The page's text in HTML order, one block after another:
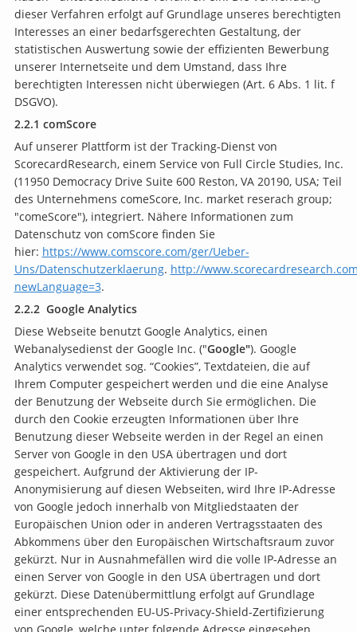
dieser Verfahren erfolgt auf Grundlage unseres berechtigten
Interesses an einer bedarfsgerechten Gestaltung, der
statistischen Auswertung sowie der effizienten Bewerbung
unserer Internetseite und dem Umstand, dass Ihre
berechtigten Interessen nicht überwiegen (Art. 6 Abs. 1 lit. f
DSGVO).
2.2.1 comScore
Auf unserer Plattform ist der Tracking-Dienst von
ScorecardResearch, einem Service von Full Circle Studies, Inc.
(11950 Democracy Drive Suite 600 Reston, VA 20190, USA; Teil
des Unternehmens comeScore, Inc. market reserach group;
"comeScore"), integriert. Nähere Informationen zum
Datenschutz von comScore finden Sie
hier: https://www.comscore.com/ger/Ueber-
Uns/Datenschutzerklaerung. http://
newLanguage=3.
2.2.2 Google Analytics
Diese Webseite benutzt Google Analytics, einen
Webanalysedienst der Google Inc. ("Google"). Google
Analytics verwendet sog. “Cookies”, Textdateien, die auf
Ihrem Computer gespeichert werden und die eine Analyse
der Benutzung der Webseite durch Sie ermöglichen. Die
durch den Cookie erzeugten Informationen über Ihre
Benutzung dieser Webseite werden in der Regel an einen
Server von Google in den USA übertragen und dort
gespeichert. Aufgrund der Aktivierung der IP-
Anonymisierung auf diesen Webseiten, wird Ihre IP-Adresse
von Google jedoch innerhalb von Mitgliedstaaten der
Europäischen Union oder in anderen Vertragsstaaten des
Abkommens über den Europäischen Wirtschaftsraum zuvor
gekürzt. Nur in Ausnahmefällen wird die volle IP-Adresse an
einen Server von Google in den USA übertragen und dort
gekürzt. Diese Datenübermittlung erfolgt auf Grundlage
einer entsprechenden EU-US-Privacy-Shield-Zertifizierung